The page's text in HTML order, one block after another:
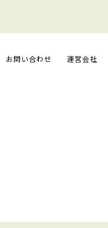
お問い合わせ 運営会社